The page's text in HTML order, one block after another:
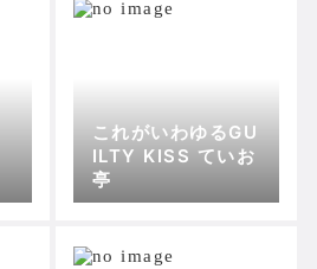
これがいわゆるGU
ILTY KISS ていお
亭